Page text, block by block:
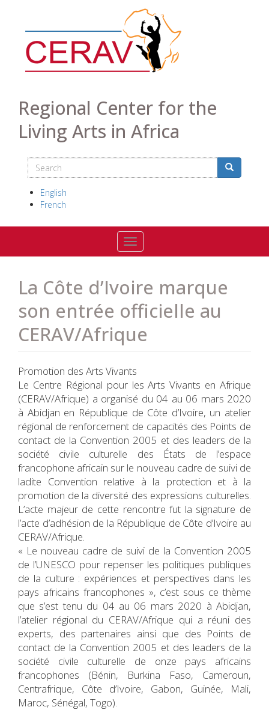
content
Regional Center for the
Living Arts in Africa
Search
Search Search
English
French
Toggle navigation
La Côte d’Ivoire marque
son entrée officielle au
CERAV/Afrique
Promotion des Arts Vivants
Le Centre Régional pour les Arts Vivants en Afrique
(CERAV/Afrique) a organisé du 04 au 06 mars 2020
à Abidjan en République de Côte d’Ivoire, un atelier
régional de renforcement de capacités des Points de
contact de la Convention 2005 et des leaders de la
société civile culturelle des États de l’espace
francophone africain sur le nouveau cadre de suivi de
ladite Convention relative à la protection et à la
promotion de la diversité des expressions culturelles.
L’acte majeur de cette rencontre fut la signature de
l’acte d’adhésion de la République de Côte d’Ivoire au
CERAV/Afrique.
« Le nouveau cadre de suivi de la Convention 2005
de l’UNESCO pour repenser les politiques publiques
de la culture : expériences et perspectives dans les
pays africains francophones », c’est sous ce thème
que s’est tenu du 04 au 06 mars 2020 à Abidjan,
l’atelier régional du CERAV/Afrique qui a réuni des
experts, des partenaires ainsi que des Points de
contact de la Convention 2005 et des leaders de la
société civile culturelle de onze pays africains
francophones (Bénin, Burkina Faso, Cameroun,
Centrafrique, Côte d’Ivoire, Gabon, Guinée, Mali,
Maroc, Sénégal, Togo).